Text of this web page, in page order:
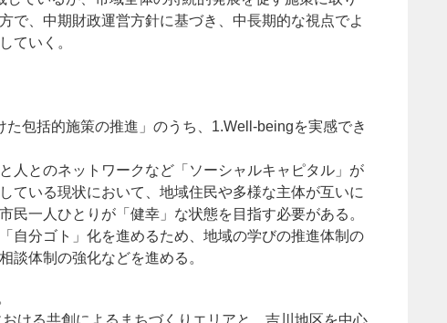
で、中期財政運営方針に基づき、中長期的な視点でよ
ていく。
包括的施策の推進」のうち、1.Well-beingを実感でき
人とのネットワークなど「ソーシャルキャピタル」が
ている現状において、地域住民や多様な主体が互いに
民一人ひとりが「健幸」な状態を目指す必要がある。
自分ゴト」化を進めるため、地域の学びの推進体制の
談体制の強化などを進める。
ける共創によるまちづくりエリアと、吉川地区を中心